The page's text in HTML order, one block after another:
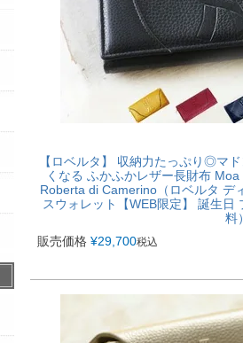
【ロベルタ】 収納力たっぷり◎マ
くなる ふかふかレザー長財布
Roberta di Camerino（ロベルタ デ
スウォレット【WEB限定】 誕生日
料
販売価格 ¥29,700税込